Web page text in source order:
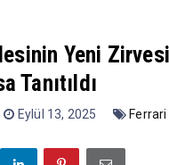
Yeni
Tanıtıldı
Eylül 13, 2025 Ferrari